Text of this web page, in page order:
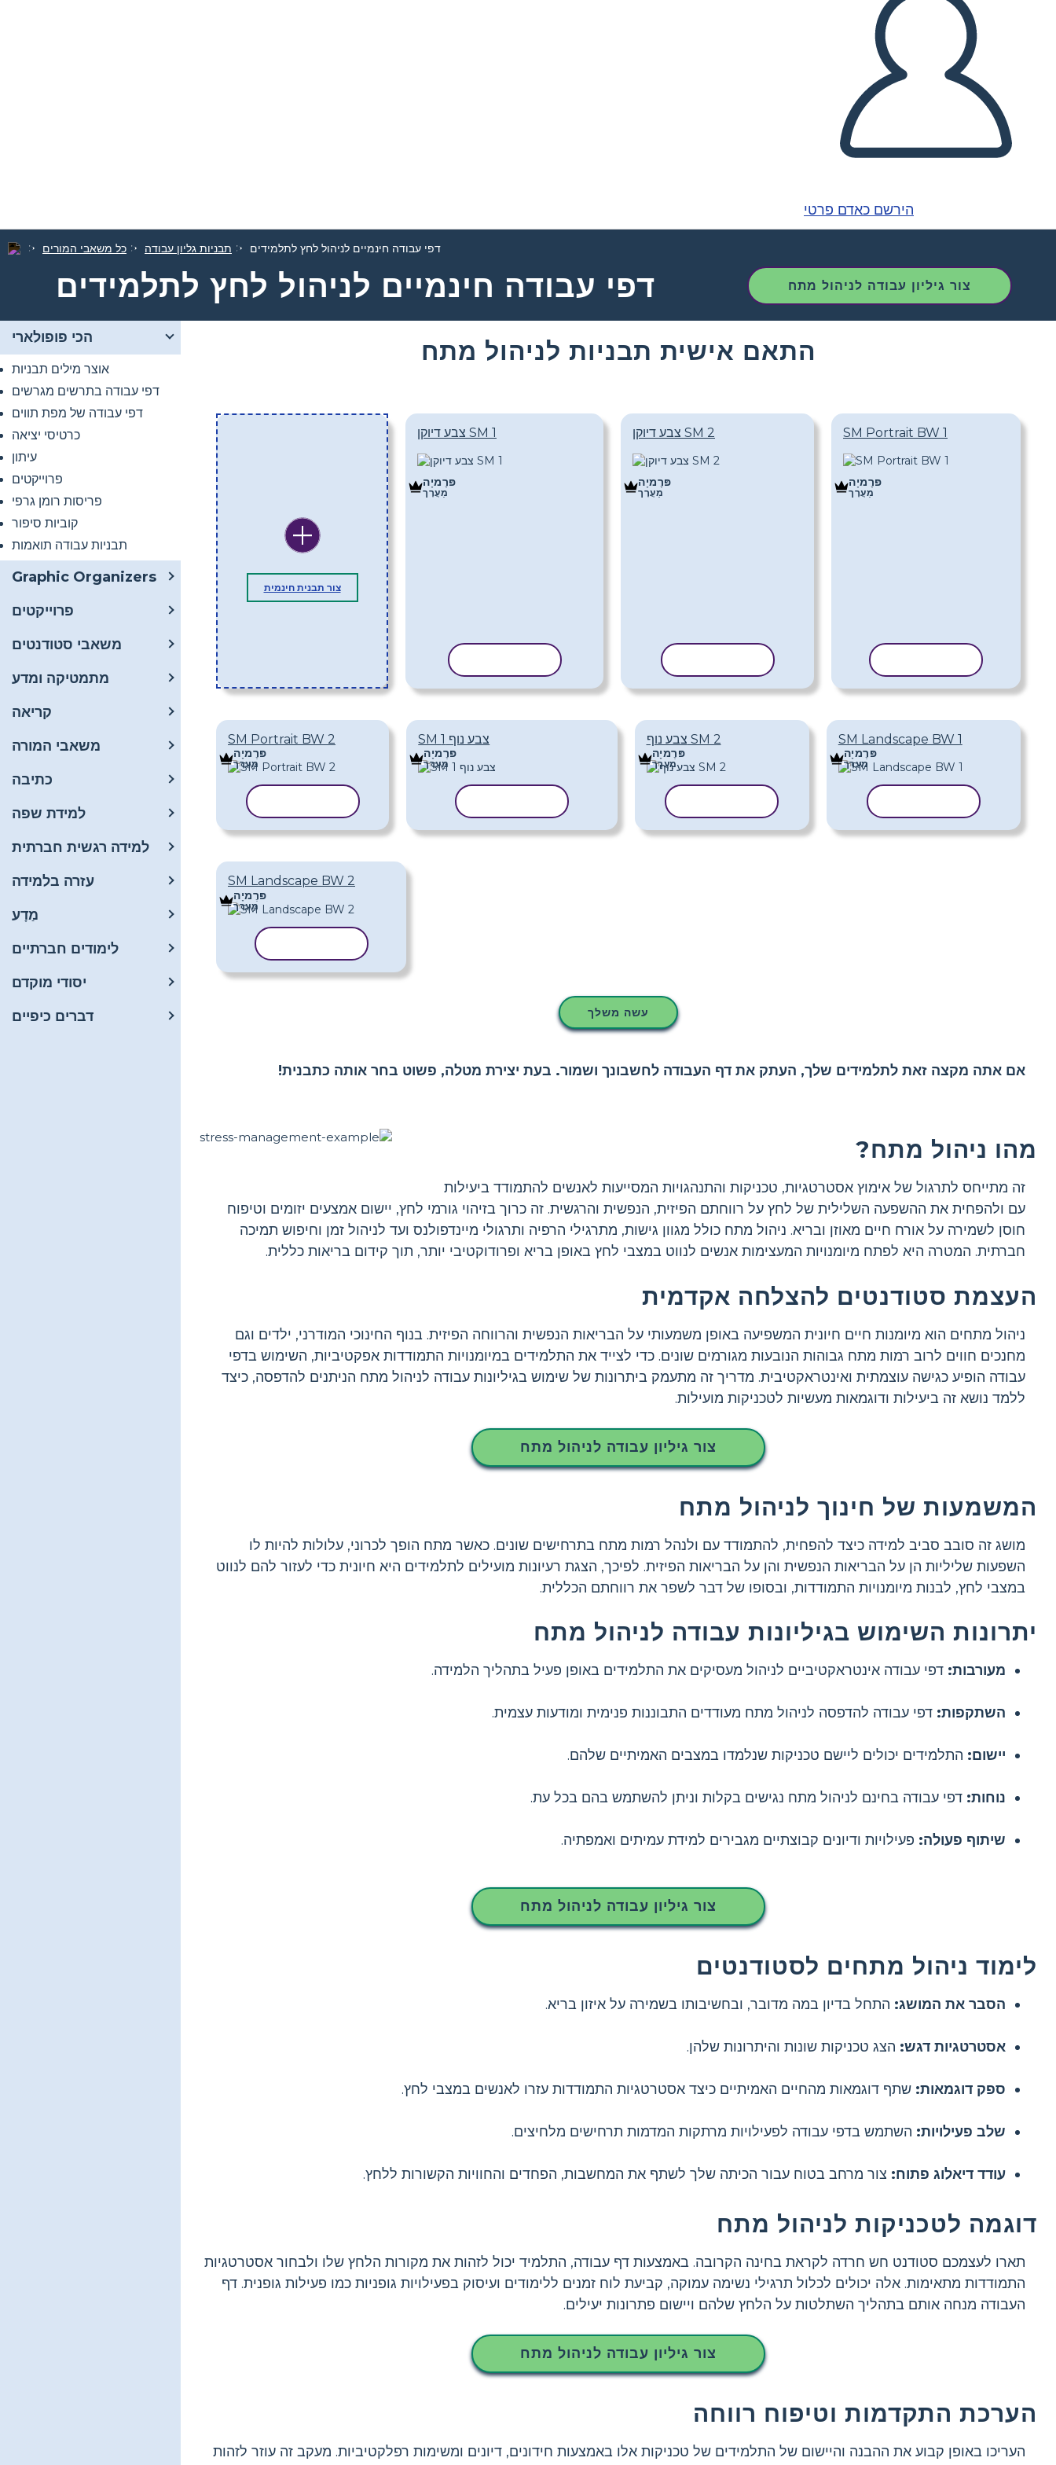
הירשם כאדם פרטי
כל משאבי המורים תבניות גליון עבודה דפי עבודה חינמיים לניהול לחץ לתלמידים
דפי עבודה חינמיים לניהול לחץ לתלמידים צור גיליון עבודה לניהול מתח
הכי פופולארי
אוצר מילים תבניות
דפי עבודה בתרשים מגרשים
דפי עבודה של מפת תווים
כרטיסי יציאה
עיתון
פרוייקטים
פריסות רומן גרפי
קוביות סיפור
תבניות עבודה תואמות
Graphic Organizers
פרוייקטים
משאבי סטודנטים
מתמטיקה ומדע
קריאה
משאבי המורה
כתיבה
למידת שפה
למידה רגשית חברתית
עזרה בלמידה
מַדָע
לימודים חברתיים
יסודי מוקדם
דברים כיפיים
התאם אישית תבניות לניהול מתח
צור תבנית חינמית
צבע דיוקן SM 1
פּרֶמיָה
מַעֲרָך
צבע דיוקן SM 2
פּרֶמיָה
מַעֲרָך
SM Portrait BW 1
פּרֶמיָה
מַעֲרָך
SM Portrait BW 2
פּרֶמיָה
מַעֲרָך
SM צבע נוף 1
פּרֶמיָה
מַעֲרָך
צבע נוף SM 2
פּרֶמיָה
מַעֲרָך
SM Landscape BW 1
פּרֶמיָה
מַעֲרָך
SM Landscape BW 2
פּרֶמיָה
מַעֲרָך
עשה משלך
אם אתה מקצה זאת לתלמידים שלך, העתק את דף העבודה לחשבונך ושמור. בעת יצירת מטלה, פשוט בחר אותה כתבנית!
מהו ניהול מתח?
זה מתייחס לתרגול של אימוץ אסטרטגיות, טכניקות והתנהגויות המסייעות לאנשים להתמודד ביעילות
עם ולהפחית את ההשפעה השלילית של לחץ על רווחתם הפיזית, הנפשית והרגשית. זה כרוך בזיהוי גורמי לחץ, יישום אמצעים יזומים וטיפוח
חוסן לשמירה על אורח חיים מאוזן ובריא. ניהול מתח כולל מגוון גישות, מתרגילי הרפיה ותרגולי מיינדפולנס ועד לניהול זמן וחיפוש תמיכה
חברתית. המטרה היא לפתח מיומנויות המעצימות אנשים לנווט במצבי לחץ באופן בריא ופרודוקטיבי יותר, תוך קידום בריאות כללית.
העצמת סטודנטים להצלחה אקדמית
ניהול מתחים הוא מיומנות חיים חיונית המשפיעה באופן משמעותי על הבריאות הנפשית והרווחה הפיזית. בנוף החינוכי המודרני, ילדים וגם
מחנכים חווים לרוב רמות מתח גבוהות הנובעות מגורמים שונים. כדי לצייד את התלמידים במיומנויות התמודדות אפקטיביות, השימוש בדפי
עבודה הופיע כגישה עוצמתית ואינטראקטיבית. מדריך זה מתעמק ביתרונות של שימוש בגיליונות עבודה לניהול מתח הניתנים להדפסה, כיצד
ללמד נושא זה ביעילות ודוגמאות מעשיות לטכניקות מועילות.
צור גיליון עבודה לניהול מתח
המשמעות של חינוך לניהול מתח
מושג זה סובב סביב למידה כיצד להפחית, להתמודד עם ולנהל רמות מתח בתרחישים שונים. כאשר מתח הופך לכרוני, עלולות להיות לו
השפעות שליליות הן על הבריאות הנפשית והן על הבריאות הפיזית. לפיכך, הצגת רעיונות מועילים לתלמידים היא חיונית כדי לעזור להם לנווט
במצבי לחץ, לבנות מיומנויות התמודדות, ובסופו של דבר לשפר את רווחתם הכללית.
יתרונות השימוש בגיליונות עבודה לניהול מתח
מעורבות: דפי עבודה אינטראקטיביים לניהול מעסיקים את התלמידים באופן פעיל בתהליך הלמידה.
השתקפות: דפי עבודה להדפסה לניהול מתח מעודדים התבוננות פנימית ומודעות עצמית.
יישום: התלמידים יכולים ליישם טכניקות שנלמדו במצבים האמיתיים שלהם.
נוחות: דפי עבודה בחינם לניהול מתח נגישים בקלות וניתן להשתמש בהם בכל עת.
שיתוף פעולה: פעילויות ודיונים קבוצתיים מגבירים למידת עמיתים ואמפתיה.
צור גיליון עבודה לניהול מתח
לימוד ניהול מתחים לסטודנטים
הסבר את המושג: התחל בדיון במה מדובר, ובחשיבותו בשמירה על איזון בריא.
אסטרטגיות דגש: הצג טכניקות שונות והיתרונות שלהן.
ספק דוגמאות: שתף דוגמאות מהחיים האמיתיים כיצד אסטרטגיות התמודדות עזרו לאנשים במצבי לחץ.
שלב פעילויות: השתמש בדפי עבודה לפעילויות מרתקות המדמות תרחישים מלחיצים.
עודד דיאלוג פתוח: צור מרחב בטוח עבור הכיתה שלך לשתף את המחשבות, הפחדים והחוויות הקשורות ללחץ.
דוגמה לטכניקות לניהול מתח
תארו לעצמכם סטודנט חש חרדה לקראת בחינה הקרובה. באמצעות דף עבודה, התלמיד יכול לזהות את מקורות הלחץ שלו ולבחור אסטרטגיות
התמודדות מתאימות. אלה יכולים לכלול תרגילי נשימה עמוקה, קביעת לוח זמנים ללימודים ועיסוק בפעילויות גופניות כמו פעילות גופנית. דף
העבודה מנחה אותם בתהליך השתלטות על הלחץ שלהם ויישום פתרונות יעילים.
צור גיליון עבודה לניהול מתח
הערכת התקדמות וטיפוח רווחה
העריכו באופן קבוע את ההבנה והיישום של התלמידים של טכניקות אלו באמצעות חידונים, דיונים ומשימות רפלקטיביות. מעקב זה עוזר לזהות